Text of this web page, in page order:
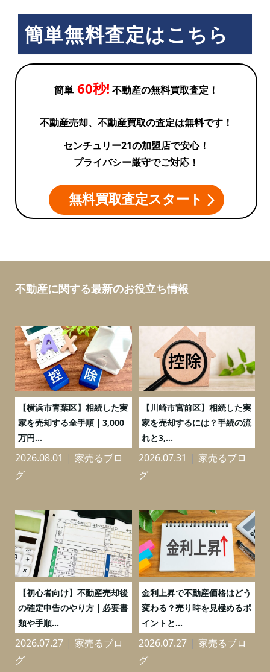
簡単無料査定はこちら
簡単 60秒! 不動産の無料買取査定！
不動産売却、不動産買取の査定は無料です！
センチュリー21の加盟店で安心！
プライバシー厳守でご対応！
無料買取査定スタート
不動産に関する最新のお役立ち情報
【横浜市青葉区】相続した実
家を売却する全手順｜3,000
万円...
2026.08.01
家売るブロ
グ
【川崎市宮前区】相続した実
家を売却するには？手続の流
れと3,...
2026.07.31
家売るブロ
グ
【初心者向け】不動産売却後
の確定申告のやり方｜必要書
類や手順...
2026.07.27
家売るブロ
グ
金利上昇で不動産価格はどう
変わる？売り時を見極めるポ
イントと...
2026.07.27
家売るブロ
グ